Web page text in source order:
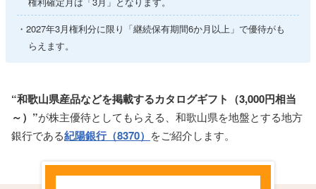
2027年3月権利分に限り「継続保有期間6か月以上」で優待がも
らえます。
“和歌山県産品などを掲載するカタログギフト（3,000円相当
～）”が株主優待としてもらえる、和歌山県を地盤とする地方
銀行である紀陽銀行（8370） をご紹介します。